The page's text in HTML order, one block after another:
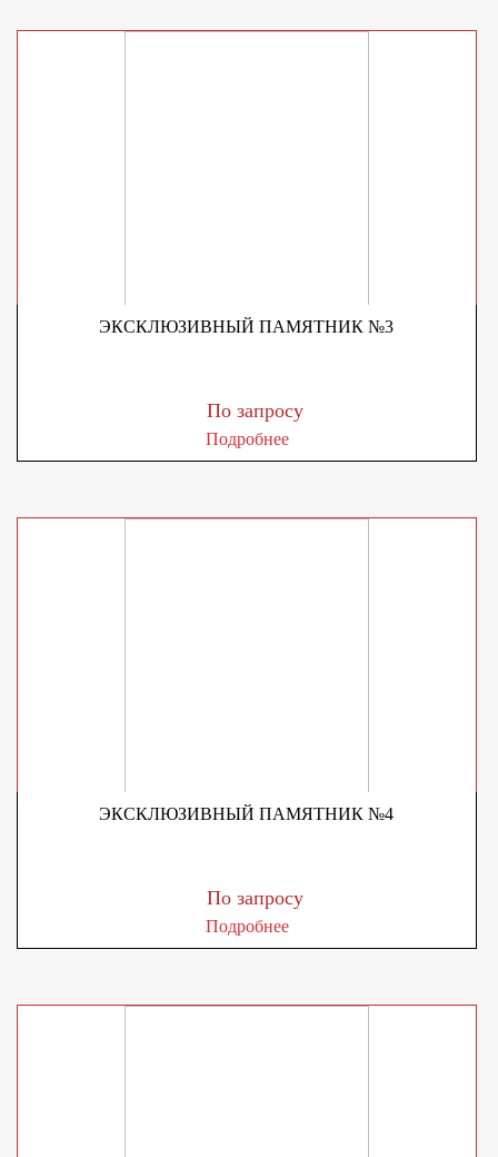
ЭКСКЛЮЗИВНЫЙ ПАМЯТНИК №3
По запросу
Подробнее
ЭКСКЛЮЗИВНЫЙ ПАМЯТНИК №4
По запросу
Подробнее